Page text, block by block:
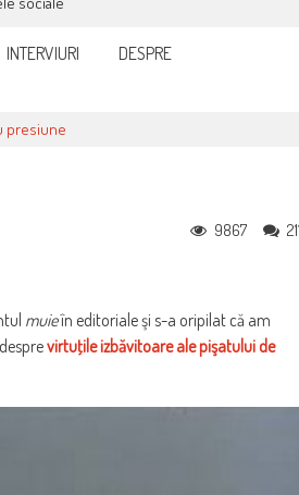
INTERVIURI DESPRE
presiune
9867
muieîn editoriale şi s-a oripilat că am
virtuţile izbăvitoare ale pişatului de